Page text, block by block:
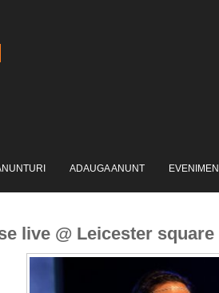
ADAUGA ANUNT
live @ Leicester square